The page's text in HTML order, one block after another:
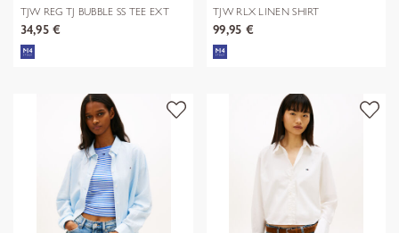
TJW REG TJ BUBBLE SS TEE EXT
34,95 €
TJW RLX LINEN SHIRT
99,95 €